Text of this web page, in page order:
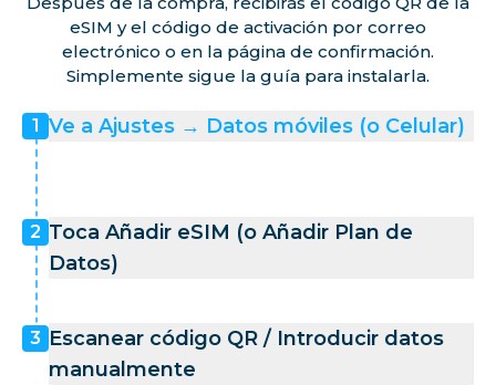
eSIM y el código de activación por correo
electrónico o en la página de confirmación.
Simplemente sigue la guía para instalarla.
1 Ve a Ajustes → Datos móviles (o Celular)
2 Toca Añadir eSIM (o Añadir Plan de
Datos)
3 Escanear código QR / Introducir datos
manualmente